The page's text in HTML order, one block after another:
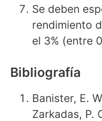
Se deben
rendimiento
el 3% (entre
Bibliografía
Banister, E.
Zarkadas, P.